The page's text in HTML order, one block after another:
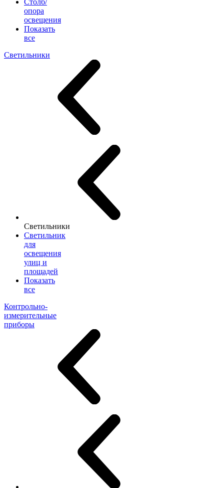
Столб/
опора
освещения
Показать
все
Светильники
Светильники
Светильник
для
освещения
улиц и
площадей
Показать
все
Контрольно-
измерительные
приборы